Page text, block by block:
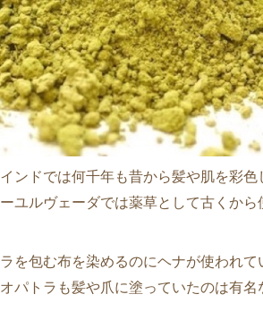
ンドでは何千年も昔から髪や肌を彩色
ユルヴェーダでは薬草として古くから
を包む布を染めるのにヘナが使われて
パトラも髪や爪に塗っていたのは有名